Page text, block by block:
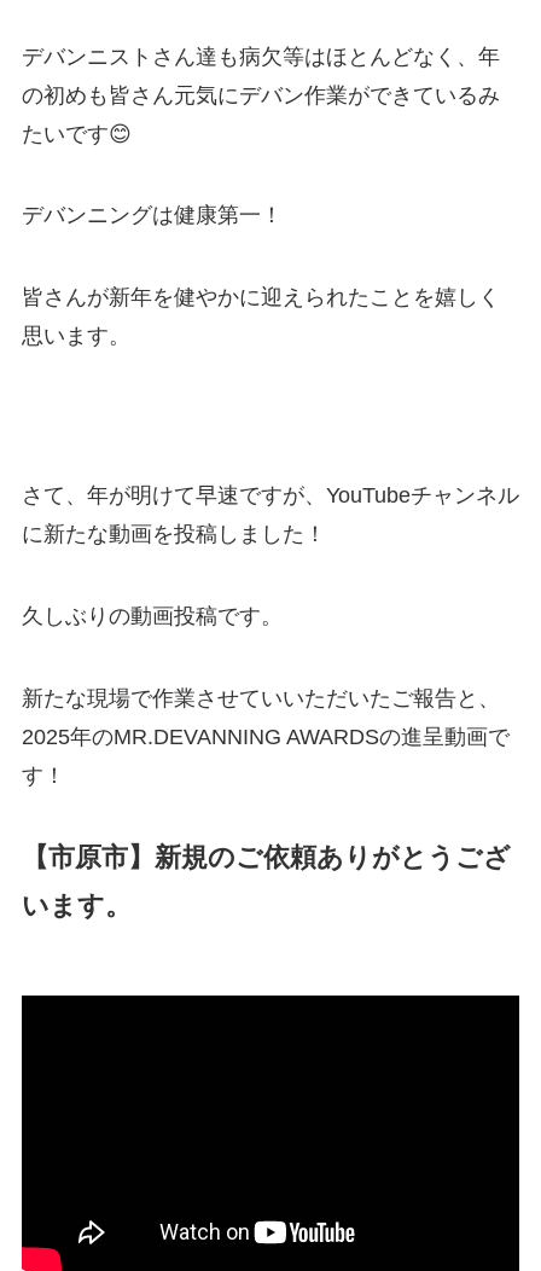
デバンニストさん達も病欠等はほとんどなく、年
の初めも皆さん元気にデバン作業ができているみ
たいです😊
デバンニングは健康第一！
皆さんが新年を健やかに迎えられたことを嬉しく
思います。
さて、年が明けて早速ですが、YouTubeチャンネル
に新たな動画を投稿しました！
久しぶりの動画投稿です。
新たな現場で作業させていいただいたご報告と、
2025年のMR.DEVANNING AWARDSの進呈動画で
す！
【市原市】新規のご依頼ありがとうござ
います。